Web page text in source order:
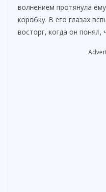
волнением протянула
коробку. В его глазах
восторг, когда он понял,